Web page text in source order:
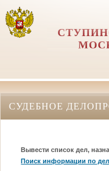
СУДЕБНОЕ
Вывести список дел,
Поиск информации по